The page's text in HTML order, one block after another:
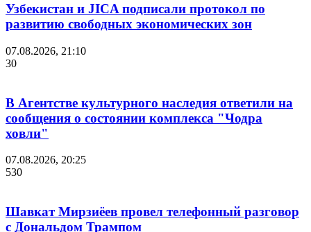
Узбекистан и JICA подписали протокол по
развитию свободных экономических зон
07.08.2026, 21:10
30
В Агентстве культурного наследия ответили на
сообщения о состоянии комплекса "Чодра
ховли"
07.08.2026, 20:25
530
Шавкат Мирзиёев провел телефонный разговор
с Дональдом Трампом